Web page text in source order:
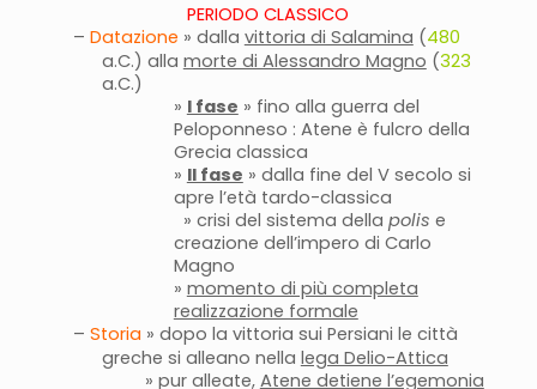
PERIODO CLASSICO
– Datazione » dalla vittoria di Salamina (480
a.C.) alla morte di Alessandro Magno (323
a.C.)
» I fase » fino alla guerra del
Peloponneso : Atene è fulcro della
Grecia classica
» II fase » dalla fine del V secolo si
apre l’età tardo-classica
» crisi del sistema della polis e
creazione dell’impero di Carlo
Magno
» momento di più completa
realizzazione formale
– Storia » dopo la vittoria sui Persiani le città
greche si alleano nella lega Delio-Attica
» pur alleate, Atene detiene l’egemonia